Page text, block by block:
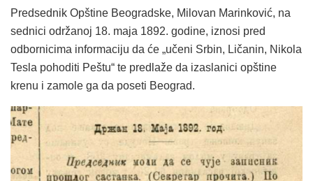
Predsednik Opštine Beogradske, Milovan Marinković, na
sednici održanoj 18. maja 1892. godine, iznosi pred
odbornicima informaciju da će „učeni Srbin, Ličanin, Nikola
Tesla pohoditi Peštu“ te predlaže da izaslanici opštine
krenu i zamole ga da poseti Beograd.